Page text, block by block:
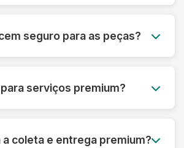
inicial até a entrega,
personalizadas.
seguro para as peças?
com cobertura de até R$
serviços premium?
coleta e entrega premium?